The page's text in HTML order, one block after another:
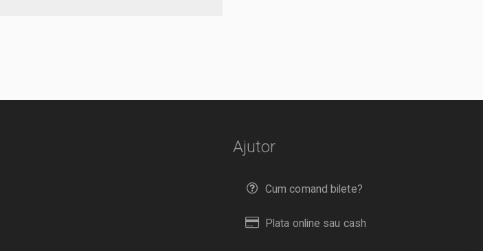
Ajutor
Cum comand bilete?
Plata online sau cash